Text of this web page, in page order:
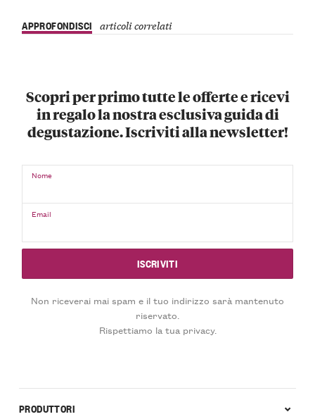
APPROFONDISCI articoli correlati
Scopri per primo tutte le offerte e ricevi
in regalo la nostra esclusiva guida di
degustazione. Iscriviti alla newsletter!
Nome
Email
Non riceverai mai spam e il tuo indirizzo sarà mantenuto
riservato.
Rispettiamo la tua privacy.
PRODUTTORI